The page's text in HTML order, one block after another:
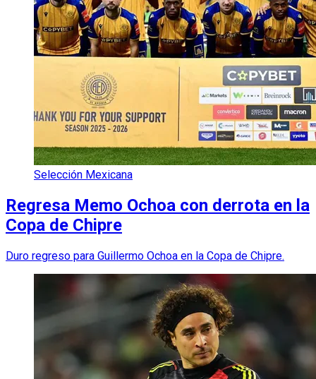
Selección Mexicana
Regresa Memo Ochoa con derrota en la
Copa de Chipre
Duro regreso para Guillermo Ochoa en la Copa de Chipre.